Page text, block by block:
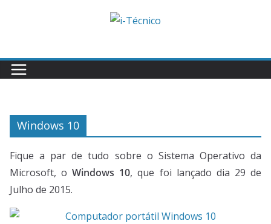
Windows 10
Fique a par de tudo sobre o Sistema Operativo da
Microsoft, oWindows 10, que foi lançado dia 29 de
Julho de 2015.